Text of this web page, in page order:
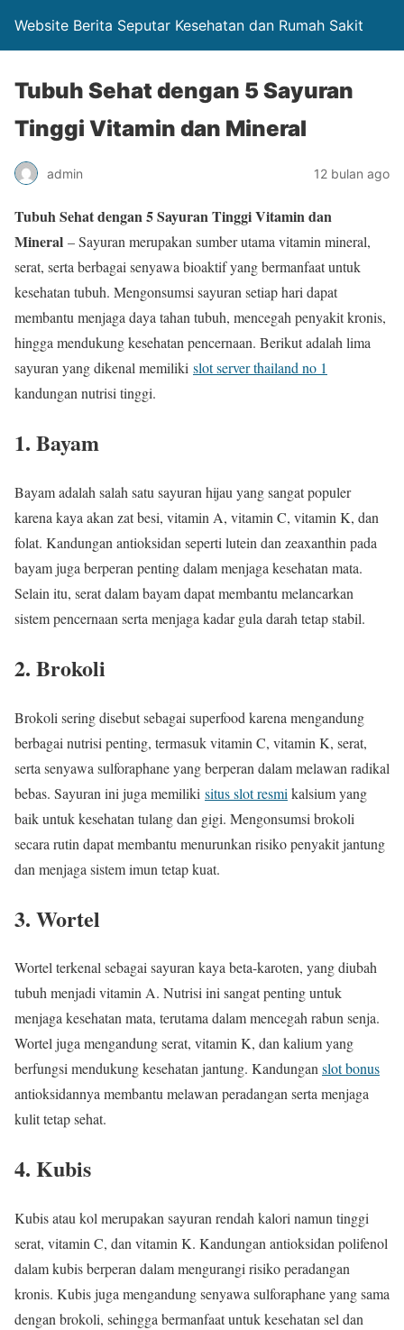
Website Berita Seputar Kesehatan dan Rumah Sakit
Tubuh Sehat dengan 5 Sayuran
Tinggi Vitamin dan Mineral
admin 12 bulan ago
Tubuh Sehat dengan 5 Sayuran Tinggi Vitamin dan
Mineral – Sayuran merupakan sumber utama vitamin mineral,
serat, serta berbagai senyawa bioaktif yang bermanfaat untuk
kesehatan tubuh. Mengonsumsi sayuran setiap hari dapat
membantu menjaga daya tahan tubuh, mencegah penyakit kronis,
hingga mendukung kesehatan pencernaan. Berikut adalah lima
sayuran yang dikenal memiliki slot server thailand no 1
kandungan nutrisi tinggi.
1. Bayam
Bayam adalah salah satu sayuran hijau yang sangat populer
karena kaya akan zat besi, vitamin A, vitamin C, vitamin K, dan
folat. Kandungan antioksidan seperti lutein dan zeaxanthin pada
bayam juga berperan penting dalam menjaga kesehatan mata.
Selain itu, serat dalam bayam dapat membantu melancarkan
sistem pencernaan serta menjaga kadar gula darah tetap stabil.
2. Brokoli
Brokoli sering disebut sebagai superfood karena mengandung
berbagai nutrisi penting, termasuk vitamin C, vitamin K, serat,
serta senyawa sulforaphane yang berperan dalam melawan radikal
bebas. Sayuran ini juga memiliki situs slot resmi kalsium yang
baik untuk kesehatan tulang dan gigi. Mengonsumsi brokoli
secara rutin dapat membantu menurunkan risiko penyakit jantung
dan menjaga sistem imun tetap kuat.
3. Wortel
Wortel terkenal sebagai sayuran kaya beta-karoten, yang diubah
tubuh menjadi vitamin A. Nutrisi ini sangat penting untuk
menjaga kesehatan mata, terutama dalam mencegah rabun senja.
Wortel juga mengandung serat, vitamin K, dan kalium yang
berfungsi mendukung kesehatan jantung. Kandunganslot bonus
antioksidannya membantu melawan peradangan serta menjaga
kulit tetap sehat.
4. Kubis
Kubis atau kol merupakan sayuran rendah kalori namun tinggi
serat, vitamin C, dan vitamin K. Kandungan antioksidan polifenol
dalam kubis berperan dalam mengurangi risiko peradangan
kronis. Kubis juga mengandung senyawa sulforaphane yang sama
dengan brokoli, sehingga bermanfaat untuk kesehatan sel dan